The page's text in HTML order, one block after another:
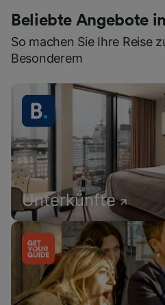
Beliebte Angebote
So machen Sie Ihre Reise
Besonderem
Unterkünfte